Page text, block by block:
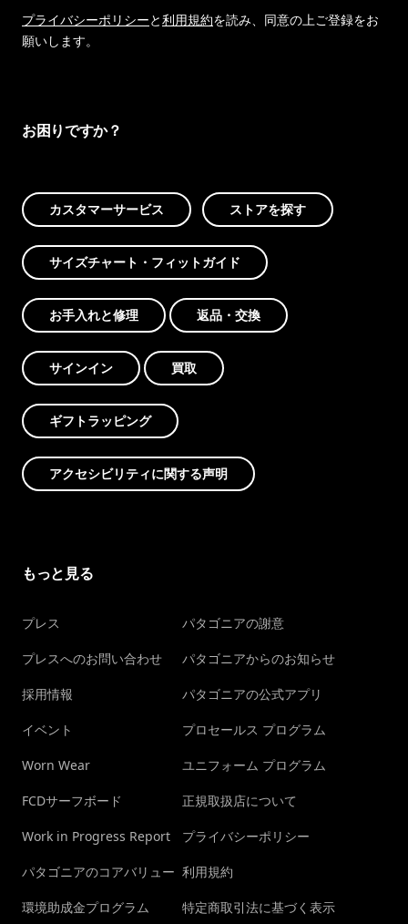
プライバシーポリシーと利用規約を読み、同意の上ご登録をお
願いします。
お困りですか？
カスタマーサービス ストアを探す
サイズチャート・フィットガイド
お手入れと修理 返品・交換
サインイン 買取
ギフトラッピング
アクセシビリティに関する声明
もっと見る
プレス
プレスへのお問い合わせ
採用情報
イベント
Worn Wear
FCDサーフボード
Work in Progress Report
パタゴニアのコアバリュー
環境助成金プログラム
パタゴニアの謝意
パタゴニアからのお知らせ
パタゴニアの公式アプリ
プロセールス プログラム
ユニフォーム プログラム
正規取扱店について
プライバシーポリシー
利用規約
特定商取引法に基づく表示